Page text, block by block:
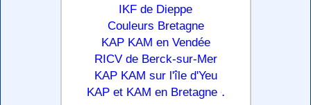
IKF de Dieppe
Couleurs Bretagne
KAP KAM en Vendée
RICV de Berck-sur-Mer
KAP KAM sur l'île d'Yeu
KAP et KAM en Bretagne .